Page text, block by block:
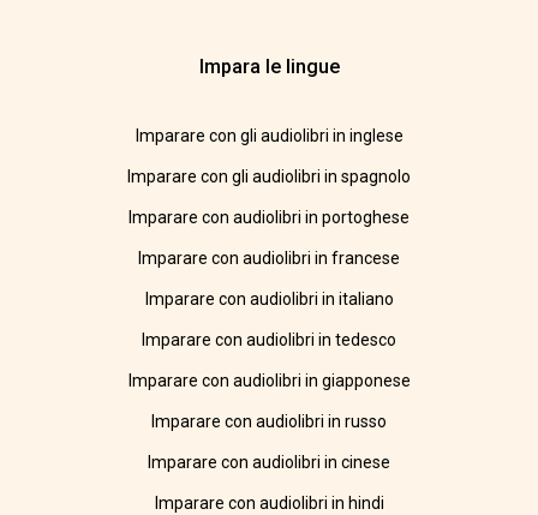
Impara le lingue
Imparare con gli audiolibri in inglese
Imparare con gli audiolibri in spagnolo
Imparare con audiolibri in portoghese
Imparare con audiolibri in francese
Imparare con audiolibri in italiano
Imparare con audiolibri in tedesco
Imparare con audiolibri in giapponese
Imparare con audiolibri in russo
Imparare con audiolibri in cinese
Imparare con audiolibri in hindi